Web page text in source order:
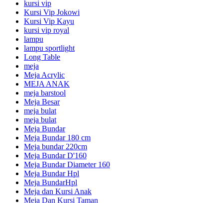
kursi vip
Kursi Vip Jokowi
Kursi Vip Kayu
kursi vip royal
lampu
lampu sportlight
Long Table
meja
Meja Acrylic
MEJA ANAK
meja barstool
Meja Besar
meja bulat
meja bulat
Meja Bundar
Meja Bundar 180 cm
Meja bundar 220cm
Meja Bundar D'160
Meja Bundar Diameter 160
Meja Bundar Hpl
Meja BundarHpl
Meja dan Kursi Anak
Meja Dan Kursi Taman